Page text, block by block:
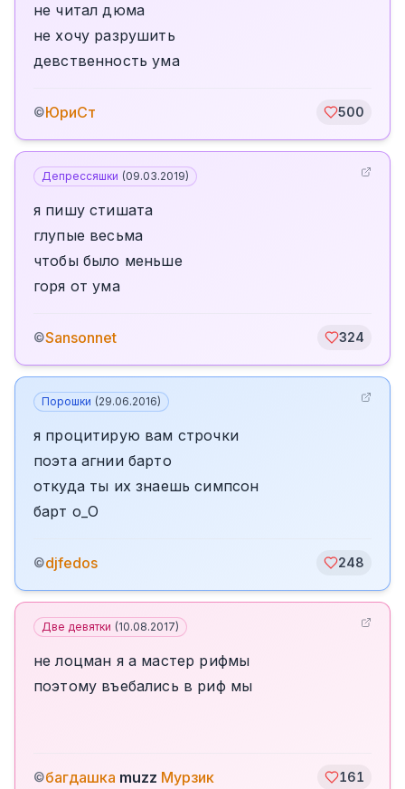
не читал дюма
не хочу разрушить
девственность ума
©ЮриСт 500
Депрессяшки (09.03.2019)
я пишу стишата
глупые весьма
чтобы было меньше
горя от ума
©Sansonnet 324
Порошки (29.06.2016)
я процитирую вам строчки
поэта агнии барто
откуда ты их знаешь симпсон
барт о_О
©djfedos 248
Две девятки (10.08.2017)
не лоцман я а мастер рифмы
поэтому въебались в риф мы
©багдашка muzz Мурзик 161